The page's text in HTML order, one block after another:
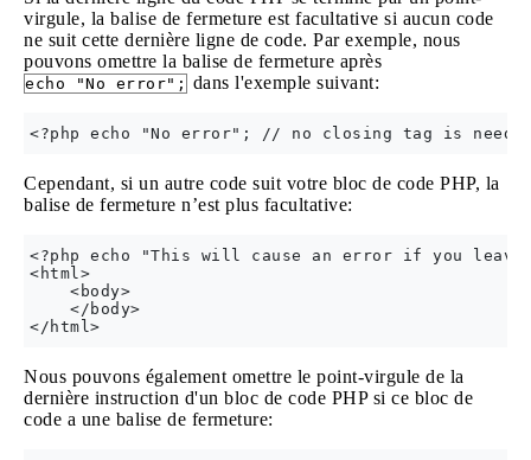
virgule, la balise de fermeture est facultative si aucun code
ne suit cette dernière ligne de code. Par exemple, nous
pouvons omettre la balise de fermeture après
echo "No error"; dans l'exemple suivant:
Cependant, si un autre code suit votre bloc de code PHP, la
balise de fermeture n’est plus facultative:
<?php echo "This will cause an error if you
<html>
    <body>
    </body>
Nous pouvons également omettre le point-virgule de la
dernière instruction d'un bloc de code PHP si ce bloc de
code a une balise de fermeture: